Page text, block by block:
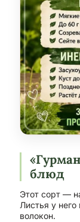
блюд
Этот сорт —
Листья у
волокон.